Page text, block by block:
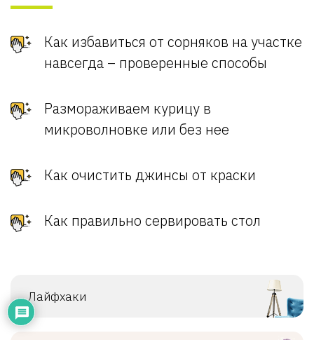
Как избавиться от сорняков на участке
навсегда – проверенные способы
Размораживаем курицу в
микроволновке или без нее
Как очистить джинсы от краски
Как правильно сервировать стол
Лайфхаки